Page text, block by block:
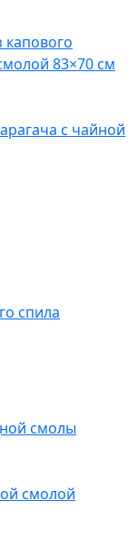
с чайной
спила
смолой